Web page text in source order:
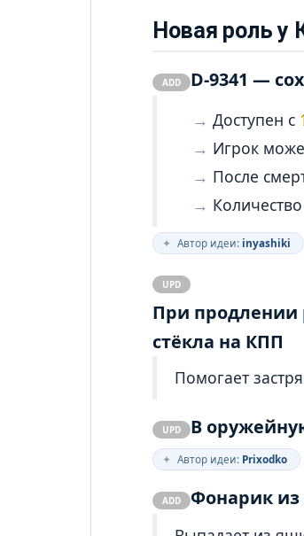
Новая роль у
ADD D-9341 —
Доступен с
Игрок
После
✦ Автор идеи: inyashiki
UPD
При продлении
стёкла на КПП
Помогает
UPD В
✦ Автор идеи: Prixodko
ADD Фонарик из